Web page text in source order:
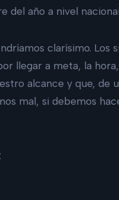
del año a nivel
clarísimo. Los
llegar a meta, la
alcance y que, de
mal, si debemos